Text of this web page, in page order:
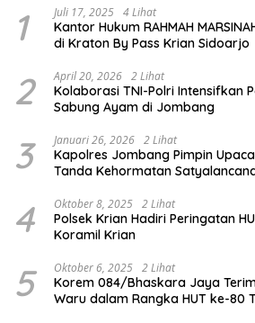
1 Juli 17, 2025 4 Lihat
Kantor Hukum RAHMAH
di Kraton By Pass Krian Sidoarjo
2 April 20, 2026 2 Lihat
Kolaborasi TNI-Polri Intensifkan
Sabung Ayam di Jombang
3 Januari 26, 2026 2 Lihat
Kapolres Jombang Pimpin
Tanda Kehormatan
4 Oktober 8, 2025 2 Lihat
Polsek Krian Hadiri Peringatan
Koramil Krian
5 Oktober 6, 2025 2 Lihat
Korem 084/Bhaskara Jaya